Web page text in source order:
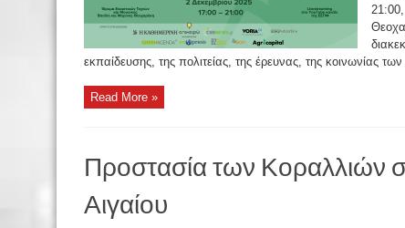
εκπαίδευσης, της πολιτείας, της έρευνας, της κοινωνίας
Read More »
Προστασία των Κοραλλιών
Αιγαίου